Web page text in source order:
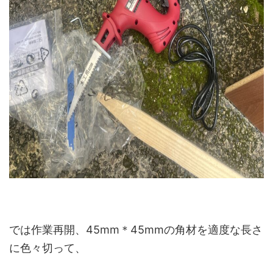
では作業再開、45mm＊45mmの角材を適度な長さ
に色々切って、